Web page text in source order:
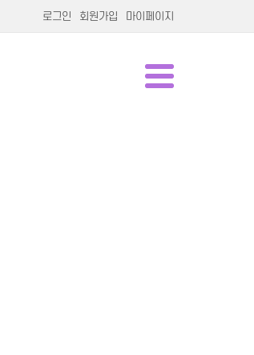
로그인 회원가입 마이페이지